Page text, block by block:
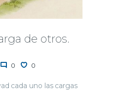
de otros.
0 0
cada uno las cargas